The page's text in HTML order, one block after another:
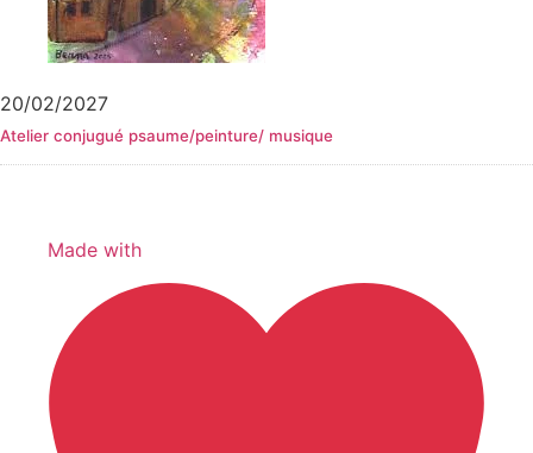
20/02/2027
Atelier conjugué psaume/peinture/ musique
Made with